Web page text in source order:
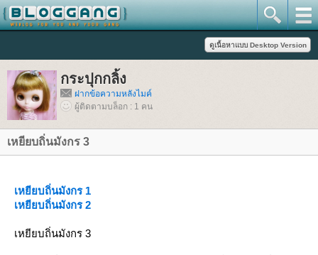
กระปุกกลิ้ง
ฝากข้อความหลังไมค์
ผู้ติดตามบล็อก : 1 คน
เหยียบถิ่นมังกร 3
เหยียบถิ่นมังกร 1
เหยียบถิ่นมังกร 2
เหยียบถิ่นมังกร 3